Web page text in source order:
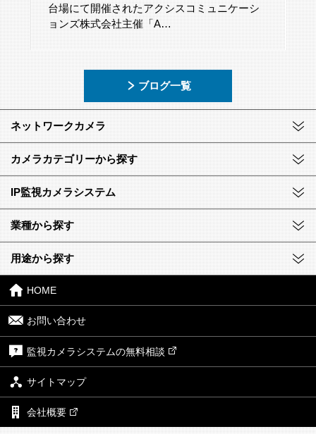
台場にて開催されたアクシスコミュニケーシ
ョンズ株式会社主催「A…
ブログ一覧
ネットワークカメラ
カメラカテゴリーから探す
IP監視カメラシステム
業種から探す
用途から探す
HOME
お問い合わせ
監視カメラシステムの無料相談
サイトマップ
会社概要